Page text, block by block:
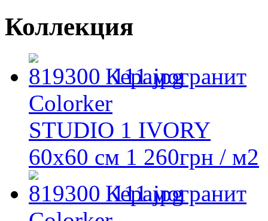
Коллекция
Керамогранит
Colorker
STUDIO 1 IVORY
60х60 см 1 260грн / м2
Керамогранит